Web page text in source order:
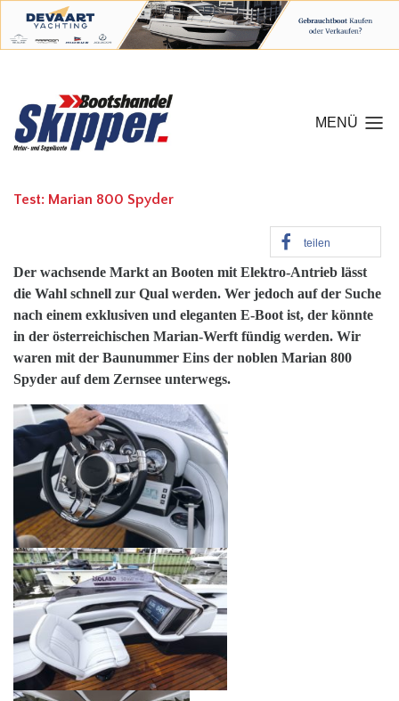
MENÜ
Test: Marian 800 Spyder
teilen
Der wachsende Markt an Booten mit Elektro-Antrieb lässt
die Wahl schnell zur Qual werden. Wer jedoch auf der Suche
nach einem exklusiven und eleganten E-Boot ist, der könnte
in der österreichischen Marian-Werft fündig werden. Wir
waren mit der Baunummer Eins der noblen Marian 800
Spyder auf dem Zernsee unterwegs.